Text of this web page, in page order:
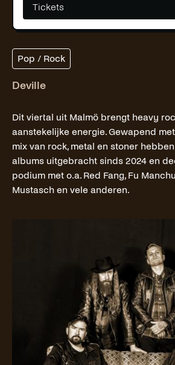
Tickets
Pop / Rock
Deville
Dit viertal uit Malmö brengt heavy
aanstekelijke energie. Gewapend
mix van rock, metal en stoner
albums uitgebracht sinds 2024 en
podium met o.a. Red Fang, Fu
Mustasch en vele anderen.